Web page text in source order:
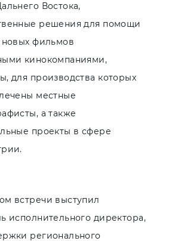
Востока,
решения для помощи
новых фильмов
кинокомпаниями,
для производства которых
местные
а также
проекты в сфере
встречи выступил
исполнительного директора,
регионального